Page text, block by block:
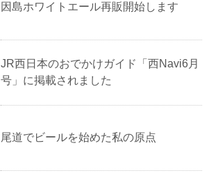
因島ホワイトエール再販開始します
JR西日本のおでかけガイド「西Navi6月
号」に掲載されました
尾道でビールを始めた私の原点